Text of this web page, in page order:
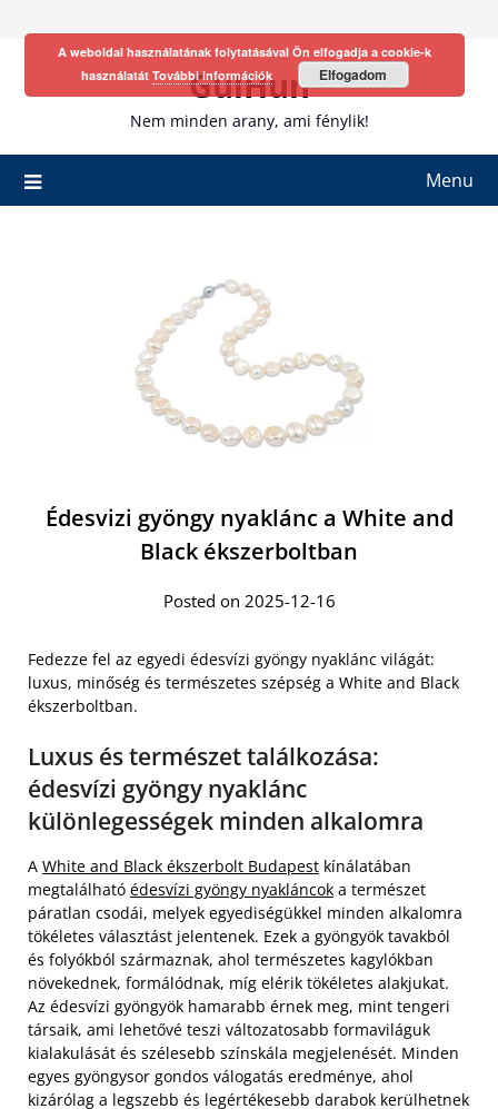
GulHun
Nem minden arany, ami fénylik!
Menu
Édesvizi gyöngy nyaklánc a White and
Black ékszerboltban
Posted on 2025-12-16
Fedezze fel az egyedi édesvízi gyöngy nyaklánc világát:
luxus, minőség és természetes szépség a White and Black
ékszerboltban.
Luxus és természet találkozása:
édesvízi gyöngy nyaklánc
különlegességek minden alkalomra
A White and Black ékszerbolt Budapest kínálatában
megtalálható édesvízi gyöngy nyakláncok a természet
páratlan csodái, melyek egyediségükkel minden alkalomra
tökéletes választást jelentenek. Ezek a gyöngyök tavakból
és folyókból származnak, ahol természetes kagylókban
növekednek, formálódnak, míg elérik tökéletes alakjukat.
Az édesvízi gyöngyök hamarabb érnek meg, mint tengeri
társaik, ami lehetővé teszi változatosabb formaviláguk
kialakulását és szélesebb színskála megjelenését. Minden
egyes gyöngysor gondos válogatás eredménye, ahol
kizárólag a legszebb és legértékesebb darabok kerülhetnek
A weboldal használatának folytatásával Ön elfogadja a cookie-k
használatát További információk Elfogadom